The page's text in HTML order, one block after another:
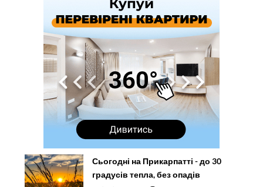
Сьогодні на Прикарпатті - до 30
градусів тепла, без опадів